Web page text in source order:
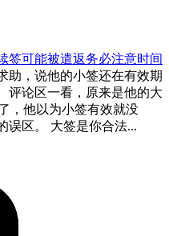
签可能被遣返务必注意时间
助，说他的小签还在有效期
评论区一看，原来是他的大
，他以为小签有效就没
误区。 大签是你合法...